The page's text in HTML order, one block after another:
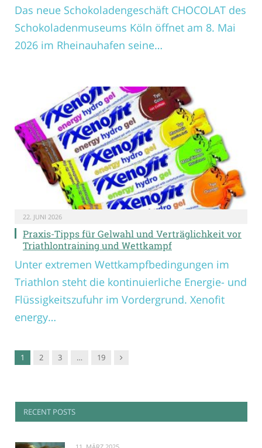
Das neue Schokoladengeschäft CHOCOLAT des
Schokoladenmuseums Köln öffnet am 8. Mai
2026 im Rheinauhafen seine…
22. JUNI 2026
Praxis-Tipps für Gelwahl und Verträglichkeit vor
Triathlontraining und Wettkampf
Unter extremen Wettkampfbedingungen im
Triathlon steht die kontinuierliche Energie- und
Flüssigkeitszufuhr im Vordergrund. Xenofit
energy…
1 2 3 … 19 Nachfolger
RECENT POSTS